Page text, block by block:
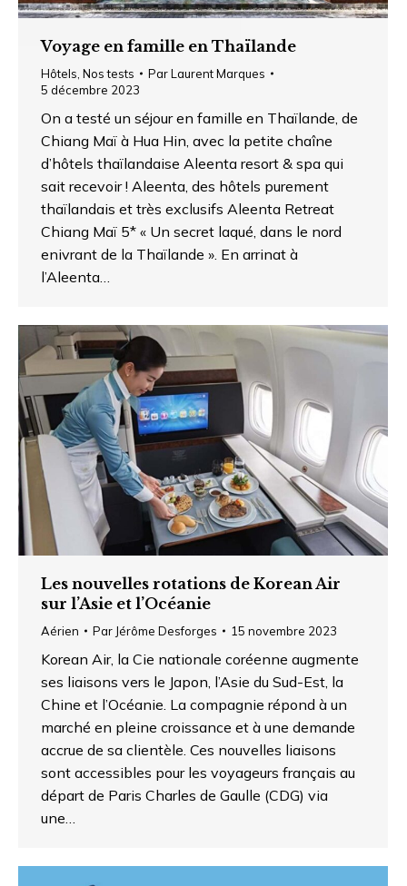
Voyage en famille en Thaïlande
Hôtels, Nos tests ParLaurent Marques
5 décembre 2023
On a testé un séjour en famille en Thaïlande, de
Chiang Maï à Hua Hin, avec la petite chaîne
d’hôtels thaïlandaise Aleenta resort & spa qui
sait recevoir ! Aleenta, des hôtels purement
thaïlandais et très exclusifs Aleenta Retreat
Chiang Maï 5* « Un secret laqué, dans le nord
enivrant de la Thaïlande ». En arrinat à
l’Aleenta…
Les nouvelles rotations de Korean Air
sur l’Asie et l’Océanie
Aérien Par Jérôme Desforges 15 novembre 2023
Korean Air, la Cie nationale coréenne augmente
ses liaisons vers le Japon, l’Asie du Sud-Est, la
Chine et l’Océanie. La compagnie répond à un
marché en pleine croissance et à une demande
accrue de sa clientèle. Ces nouvelles liaisons
sont accessibles pour les voyageurs français au
départ de Paris Charles de Gaulle (CDG) via
une…